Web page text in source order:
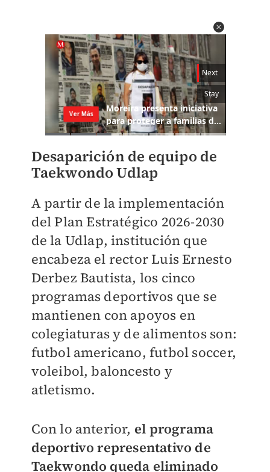
Desaparición de equipo de
Taekwondo Udlap
A partir de la implementación
del Plan Estratégico 2026-2030
de la Udlap, institución que
encabeza el rector Luis Ernesto
Derbez Bautista, los cinco
programas deportivos que se
mantienen con apoyos en
colegiaturas y de alimentos son:
futbol americano, futbol soccer,
voleibol, baloncesto y
atletismo.
Con lo anterior, el programa
deportivo representativo de
Taekwondo queda eliminado